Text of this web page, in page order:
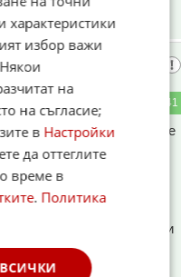
41
и сглобяване на дронове
сгради си наясно
не им пука за
медийна пропаганда!
ракета на обект в
от украинец, ми
взривове и фойерверки,
са терористи!
характеристики
избор важи
на
на съгласие;
в Настройки
да оттеглите
време в
. Политика